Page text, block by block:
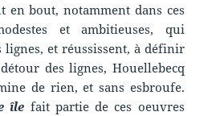
en bout, notamment dans ces
et ambitieuses, qui
lignes, et réussissent, à définir
des lignes, Houellebecq
de rien, et sans esbroufe.
île fait partie de ces oeuvres